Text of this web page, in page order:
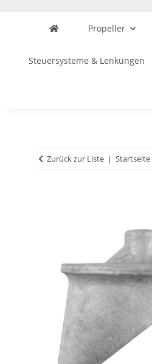
Propeller
Steuersysteme & Lenkungen
Zurück zur Liste Startseite